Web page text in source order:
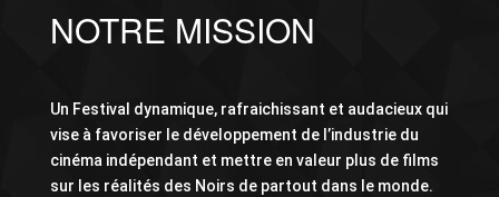
NOTRE MISSION
Un Festival dynamique, rafraichissant et audacieux qui
vise à favoriser le développement de l’industrie du
cinéma indépendant et mettre en valeur plus de films
sur les réalités des Noirs de partout dans le monde.